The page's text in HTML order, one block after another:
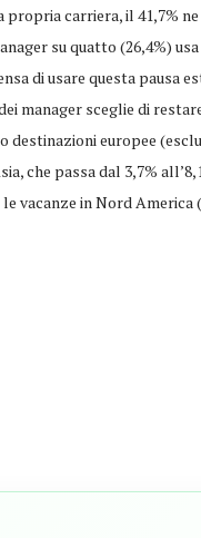
carriera, il 41,7%
su quatto (26,4%)
di usare questa pausa
manager sceglie di
destinazioni europee
che passa dal 3,7%
in Nord America